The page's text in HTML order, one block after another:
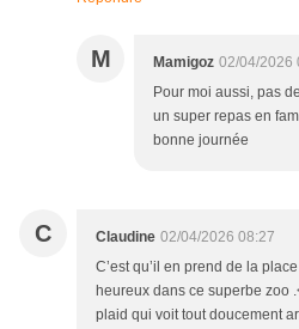
M Mamigoz 02/04/2026
Pour moi aussi, pas
un super repas en
bonne journée
C Claudine 02/04/2026 08:27
C’est qu’il en prend de la
heureux dans ce superbe zoo
plaid qui voit tout doucement